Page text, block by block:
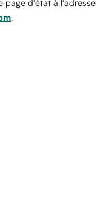
page d'état à l'adresse
.